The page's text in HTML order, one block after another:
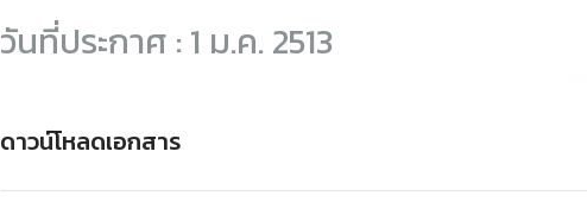
วันที่ประกาศ : 1 ม.ค. 2513
ดาวน์โหลดเอกสาร